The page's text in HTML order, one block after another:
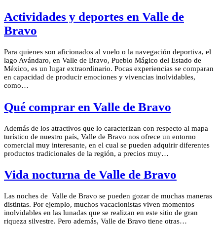
Actividades y deportes en Valle de
Bravo
Para quienes son aficionados al vuelo o la navegación deportiva, el
lago Avándaro, en Valle de Bravo, Pueblo Mágico del Estado de
México, es un lugar extraordinario. Pocas experiencias se comparan
en capacidad de producir emociones y vivencias inolvidables,
como…
Qué comprar en Valle de Bravo
Además de los atractivos que lo caracterizan con respecto al mapa
turístico de nuestro país, Valle de Bravo nos ofrece un entorno
comercial muy interesante, en el cual se pueden adquirir diferentes
productos tradicionales de la región, a precios muy…
Vida nocturna de Valle de Bravo
Las noches de Valle de Bravo se pueden gozar de muchas maneras
distintas. Por ejemplo, muchos vacacionistas viven momentos
inolvidables en las lunadas que se realizan en este sitio de gran
riqueza silvestre. Pero además, Valle de Bravo tiene otras…